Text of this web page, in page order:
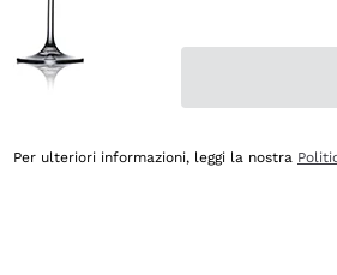
e lo consiglio! 👍
Per ulteriori informazioni, leggi la nostra